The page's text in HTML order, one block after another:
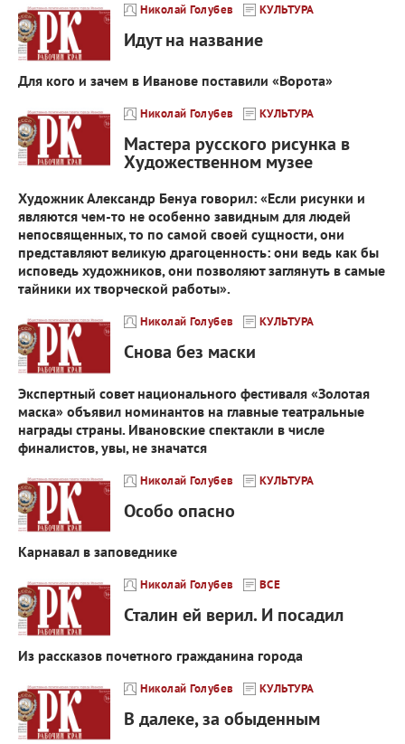
Николай Голубев КУЛЬТУРА
Идут на название
Для кого и зачем в Иванове поставили «Ворота»
Николай Голубев КУЛЬТУРА
Мастера русского рисунка в
Художественном музее
Художник Александр Бенуа говорил: «Если рисунки и
являются чем-то не особенно завидным для людей
непосвященных, то по самой своей сущности, они
представляют великую драгоценность: они ведь как бы
исповедь художников, они позволяют заглянуть в самые
тайники их творческой работы».
Николай Голубев КУЛЬТУРА
Снова без маски
Экспертный совет национального фестиваля «Золотая
маска» объявил номинантов на главные театральные
награды страны. Ивановские спектакли в числе
финалистов, увы, не значатся
Николай Голубев КУЛЬТУРА
Особо опасно
Карнавал в заповеднике
Николай Голубев ВСЕ
Сталин ей верил. И посадил
Из рассказов почетного гражданина города
Николай Голубев КУЛЬТУРА
В далеке, за обыденным